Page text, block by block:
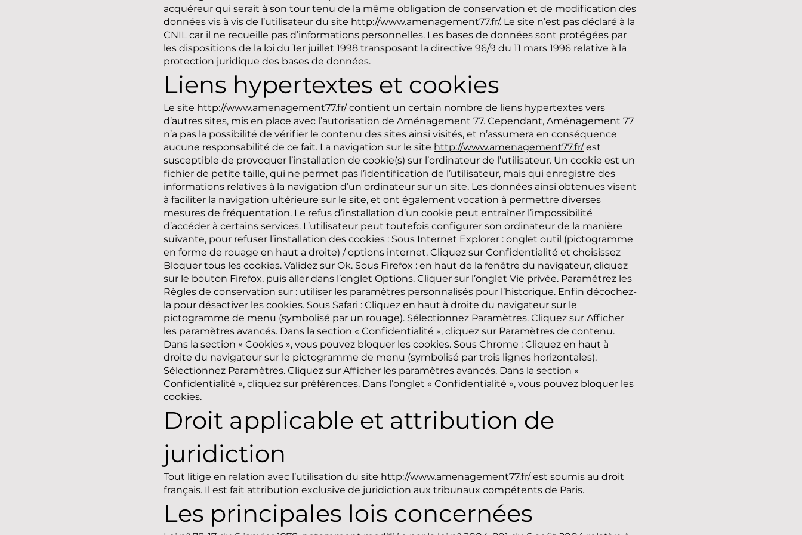
acquéreur qui serait à son tour tenu de la même obligation de conservation et de modification des
données vis à vis de l’utilisateur du site http://www.amenagement77.fr/. Le site n’est pas déclaré à la
CNIL car il ne recueille pas d’informations personnelles. Les bases de données sont protégées par
les dispositions de la loi du 1er juillet 1998 transposant la directive 96/9 du 11 mars 1996 relative à la
protection juridique des bases de données.
Liens hypertextes et cookies
Le site http://www.amenagement77.fr/contient un certain nombre de liens hypertextes vers
d’autres sites, mis en place avec l’autorisation de Aménagement 77. Cependant, Aménagement 77
n’a pas la possibilité de vérifier le contenu des sites ainsi visités, et n’assumera en conséquence
aucune responsabilité de ce fait. La navigation sur le site http://www.amenagement77.fr/est
susceptible de provoquer l’installation de cookie(s) sur l’ordinateur de l’utilisateur. Un cookie est un
fichier de petite taille, qui ne permet pas l’identification de l’utilisateur, mais qui enregistre des
informations relatives à la navigation d’un ordinateur sur un site. Les données ainsi obtenues visent
à faciliter la navigation ultérieure sur le site, et ont également vocation à permettre diverses
mesures de fréquentation. Le refus d’installation d’un cookie peut entraîner l’impossibilité
d’accéder à certains services. L’utilisateur peut toutefois configurer son ordinateur de la manière
suivante, pour refuser l’installation des cookies : Sous Internet Explorer : onglet outil (pictogramme
en forme de rouage en haut a droite) / options internet. Cliquez sur Confidentialité et choisissez
Bloquer tous les cookies. Validez sur Ok. Sous Firefox : en haut de la fenêtre du navigateur, cliquez
sur le bouton Firefox, puis aller dans l’onglet Options. Cliquer sur l’onglet Vie privée. Paramétrez les
Règles de conservation sur : utiliser les paramètres personnalisés pour l’historique. Enfin décochez-
la pour désactiver les cookies. Sous Safari : Cliquez en haut à droite du navigateur sur le
pictogramme de menu (symbolisé par un rouage). Sélectionnez Paramètres. Cliquez sur Afficher
les paramètres avancés. Dans la section « Confidentialité », cliquez sur Paramètres de contenu.
Dans la section « Cookies », vous pouvez bloquer les cookies. Sous Chrome : Cliquez en haut à
droite du navigateur sur le pictogramme de menu (symbolisé par trois lignes horizontales).
Sélectionnez Paramètres. Cliquez sur Afficher les paramètres avancés. Dans la section «
Confidentialité », cliquez sur préférences. Dans l’onglet « Confidentialité », vous pouvez bloquer les
cookies.
Droit applicable et attribution de
juridiction
Tout litige en relation avec l’utilisation du site http://www.amenagement77.fr/est soumis au droit
français. Il est fait attribution exclusive de juridiction aux tribunaux compétents de Paris.
Les principales lois concernées